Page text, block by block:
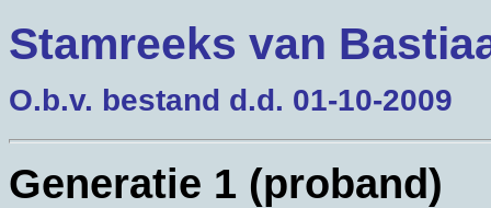
Stamreeks van
O.b.v. bestand d.d. 01-10-2009
Generatie 1 (proband)